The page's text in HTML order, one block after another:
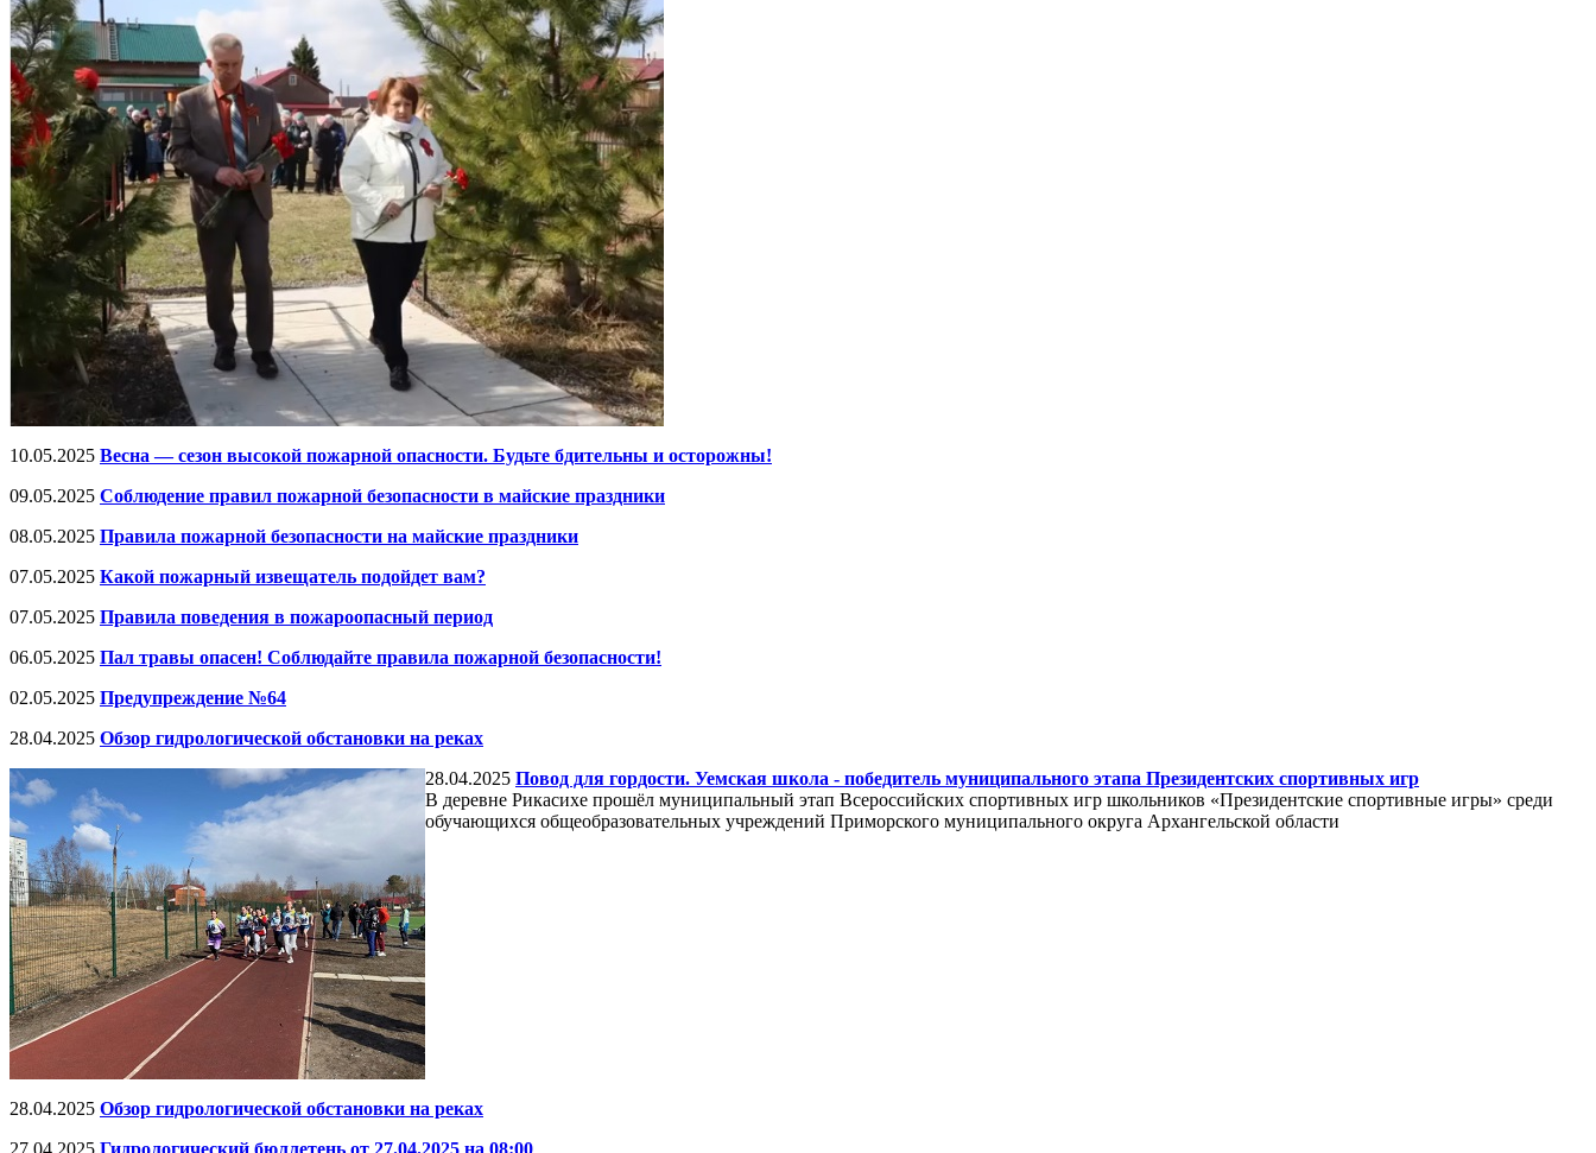
10.05.2025 Весна — сезон высокой пожарной опасности. Будьте бдительны и осторожны!
09.05.2025 Соблюдение правил пожарной безопасности в майские праздники
08.05.2025 Правила пожарной безопасности на майские праздники
07.05.2025 Какой пожарный извещатель подойдет вам?
07.05.2025 Правила поведения в пожароопасный период
06.05.2025 Пал травы опасен! Соблюдайте правила пожарной безопасности!
02.05.2025 Предупреждение №64
28.04.2025 Обзор гидрологической обстановки на реках
28.04.2025 Повод для гордости. Уемская школа - победитель муниципального этапа Президентских спортивных игр
В деревне Рикасихе прошёл муниципальный этап Всероссийских спортивных игр школьников «Президентские спортивные игры» среди
обучающихся общеобразовательных учреждений Приморского муниципального округа Архангельской области
28.04.2025 Обзор гидрологической обстановки на реках
27.04.2025 Гидрологический бюллетень от 27.04.2025 на 08:00